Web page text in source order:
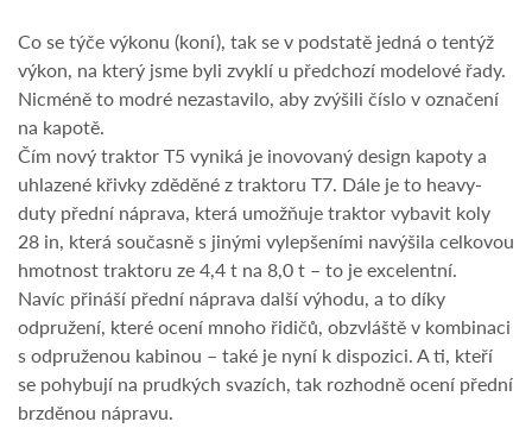
Co se týče výkonu (koní), tak se v podstatě jedná o tentýž
výkon, na který jsme byli zvyklí u předchozí modelové řady.
Nicméně to modré nezastavilo, aby zvýšili číslo v označení
na kapotě.
Čím nový traktor T5 vyniká je inovovaný design kapoty a
uhlazené křivky zděděné z traktoru T7. Dále je to heavy-
duty přední náprava, která umožňuje traktor vybavit koly
28 in, která současně s jinými vylepšeními navýšila celkovou
hmotnost traktoru ze 4,4 t na 8,0 t – to je excelentní.
Navíc přináší přední náprava další výhodu, a to díky
odpružení, které ocení mnoho řidičů, obzvláště v kombinaci
s odpruženou kabinou – také je nyní k dispozici. A ti, kteří
se pohybují na prudkých svazích, tak rozhodně ocení přední
brzděnou nápravu.